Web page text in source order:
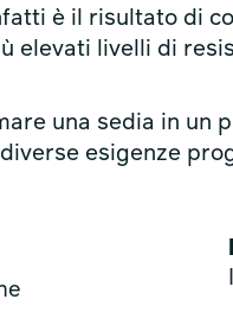
è il risultato di
elevati livelli di
una sedia in un
esigenze